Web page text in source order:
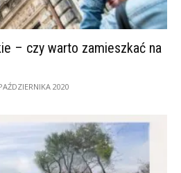
– czy warto zamieszkać na
2020